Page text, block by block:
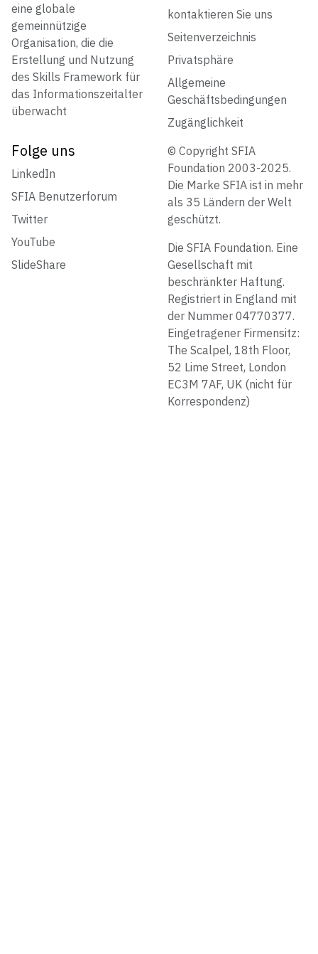
eine globale
gemeinnützige
Organisation, die die
Erstellung und Nutzung
des Skills Framework für
das Informationszeitalter
überwacht
kontaktieren Sie uns
Seitenverzeichnis
Privatsphäre
Allgemeine
Geschäftsbedingungen
Zugänglichkeit
Folge uns
LinkedIn
SFIA Benutzerforum
Twitter
YouTube
SlideShare
© Copyright SFIA
Foundation 2003-2025.
Die Marke SFIA ist in mehr
als 35 Ländern der Welt
geschützt.
Die SFIA Foundation. Eine
Gesellschaft mit
beschränkter Haftung.
Registriert in England mit
der Nummer 04770377.
Eingetragener Firmensitz:
The Scalpel, 18th Floor,
52 Lime Street, London
EC3M 7AF, UK (nicht für
Korrespondenz)